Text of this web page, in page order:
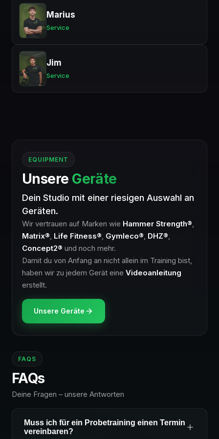
Marius
Service
Jim
Service
EQUIPMENT
Unsere Geräte
Dein Studio mit einer riesigen Auswahl an
Geräten.
Wir vertrauen auf Marken wie Hammer Strength®
Matrix® Life Fitness® Gymleco® DHZ®
Concept2® und noch mehr.
Damit du von Anfang an nicht allein im Training bist,
haben wir zu jedem Gerät eine Videoanleitung
erstellt.
Unsere Geräte
FAQS
FAQs
Deine Fragen – unsere Antworten
Muss ich für ein Probetraining einen Termin
vereinbaren?